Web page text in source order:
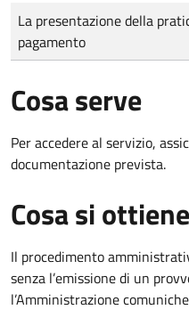
Tipo di pagamento
Importo
La presentazione della
pagamento
Cosa serve
Per accedere al servizio,
documentazione prevista.
Cosa si ottiene
Il procedimento
senza l’emissione di un
l’Amministrazione